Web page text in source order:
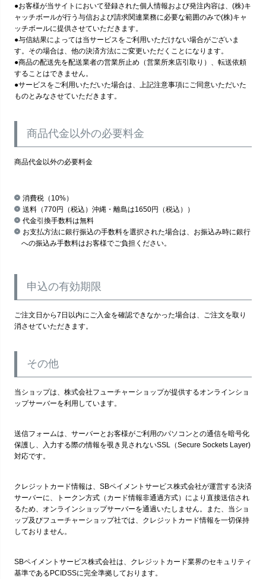
●お客様が当サイトにおいて登録された個人情報および発注内容は、(株)キ
ャッチボールが行う与信および請求関連業務に必要な範囲のみで(株)キャ
ッチボールに提供させていただきます。
●与信結果によっては当サービスをご利用いただけない場合がございま
す。その場合は、他の決済方法にご変更いただくことになります。
●商品の配送先を配送業者の営業所止め（営業所来店引取り）、転送依頼
することはできません。
●サービスをご利用いただいた場合は、上記注意事項にご同意いただいた
ものとみなさせていただきます。
商品代金以外の必要料金
商品代金以外の必要料金
消費税（10%）
送料（770円（税込）沖縄・離島は1650円（税込））
代金引換手数料は無料
お支払方法に銀行振込の手数料を選択された場合は、お振込み時に銀行
への振込み手数料はお客様でご負担ください。
申込の有効期限
ご注文日から7日以内にご入金を確認できなかった場合は、ご注文を取り
消させていただきます。
その他
当ショップは、株式会社フューチャーショップが提供するオンラインショ
ップサーバーを利用しています。
送信フォームは、サーバーとお客様がご利用のパソコンとの通信を暗号化
保護し、入力する際の情報を覗き見されないSSL（Secure Sockets Layer)
対応です。
クレジットカード情報は、SBペイメントサービス株式会社が運営する決済
サーバーに、トークン方式（カード情報非通過方式）により直接送信され
るため、オンラインショップサーバーを通過いたしません。また、当ショ
ップ及びフューチャーショップ社では、クレジットカード情報を一切保持
しておりません。
SBペイメントサービス株式会社は、クレジットカード業界のセキュリティ
基準であるPCIDSSに完全準拠しております。